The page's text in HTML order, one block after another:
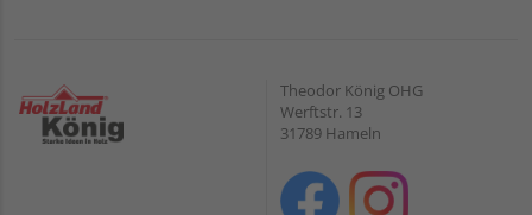
Theodor König OHG
Werftstr. 13
31789 Hameln